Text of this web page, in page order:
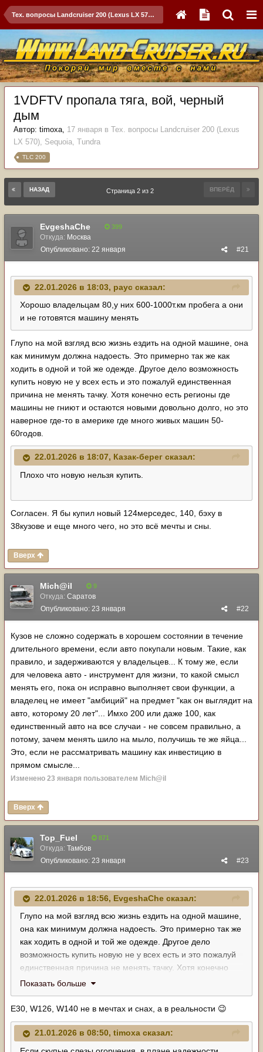
Тех. вопросы Landcruiser 200 (Lexus LX 570), Sequoia, Tundra
1VDFTV пропала тяга, вой, черный
дым
Автор: timoxa, 17 января в Тех. вопросы Landcruiser 200 (Lexus
LX 570), Sequoia, Tundra
TLC 200
НАЗАД ВПЕРЁД
Страница 2 из 2
EvgeshaChe 399
Откуда: Москва
#21
Опубликовано: 22 января
22.01.2026 в 18:03, payc сказал:
Хорошо владельцам 80,у них 600-1000т.км пробега а они
и не готовятся машину менять
Глупо на мой взгляд всю жизнь ездить на одной машине, она
как минимум должна надоесть. Это примерно так же как
ходить в одной и той же одежде. Другое дело возможность
купить новую не у всех есть и это пожалуй единственная
причина не менять тачку. Хотя конечно есть регионы где
машины не гниют и остаются новыми довольно долго, но это
наверное где-то в америке где много живых машин 50-
60годов.
22.01.2026 в 18:07, Казак-берег сказал:
Плохо что новую нельзя купить.
Согласен. Я бы купил новый 124мерседес, 140, бэху в
38кузове и еще много чего, но это всё мечты и сны.
Вверх
Mich@il 9
Откуда: Саратов
#22
Опубликовано: 23 января
Кузов не сложно содержать в хорошем состоянии в течение
длительного времени, если авто покупали новым. Такие, как
правило, и задерживаются у владельцев... К тому же, если
для человека авто - инструмент для жизни, то какой смысл
менять его, пока он исправно выполняет свои функции, а
владелец не имеет "амбиций" на предмет "как он выглядит на
авто, которому 20 лет"... Имхо 200 или даже 100, как
единственный авто на все случаи - не совсем правильно, а
потому, зачем менять шило на мыло, получишь те же яйца...
Это, если не рассматривать машину как инвестицию в
прямом смысле...
Изменено 23 января пользователем Mich@il
Вверх
Top_Fuel 871
Откуда: Тамбов
#23
Опубликовано: 23 января
22.01.2026 в 18:56, EvgeshaChe сказал:
Глупо на мой взгляд всю жизнь ездить на одной машине,
она как минимум должна надоесть. Это примерно так же
как ходить в одной и той же одежде. Другое дело
возможность купить новую не у всех есть и это пожалуй
единственная причина не менять тачку. Хотя конечно
есть регионы где машины не гниют и остаются новыми
довольно долго, но это наверное где-то в америке где
много живых машин 50-60годов.
Согласен. Я бы купил новый 124мерседес, 140, бэху в
38кузове и еще много чего, но это всё мечты и сны.
Показать больше
Е30, W126, W140 не в мечтах и снах, а в реальности 😉
21.01.2026 в 08:50, timoxa сказал: